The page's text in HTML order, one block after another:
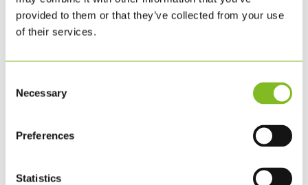
provided to them or that they’ve collected from your use
of their services.
Selection
Necessary
Preferences
Statistics
juni 2020
marts 2020
november 2019
juni 2019
januar 2019
august 2018